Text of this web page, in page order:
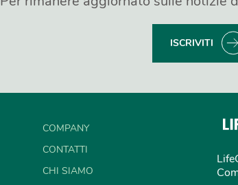
ISCRIVITI
COMPANY
CONTATTI
CHI SIAMO